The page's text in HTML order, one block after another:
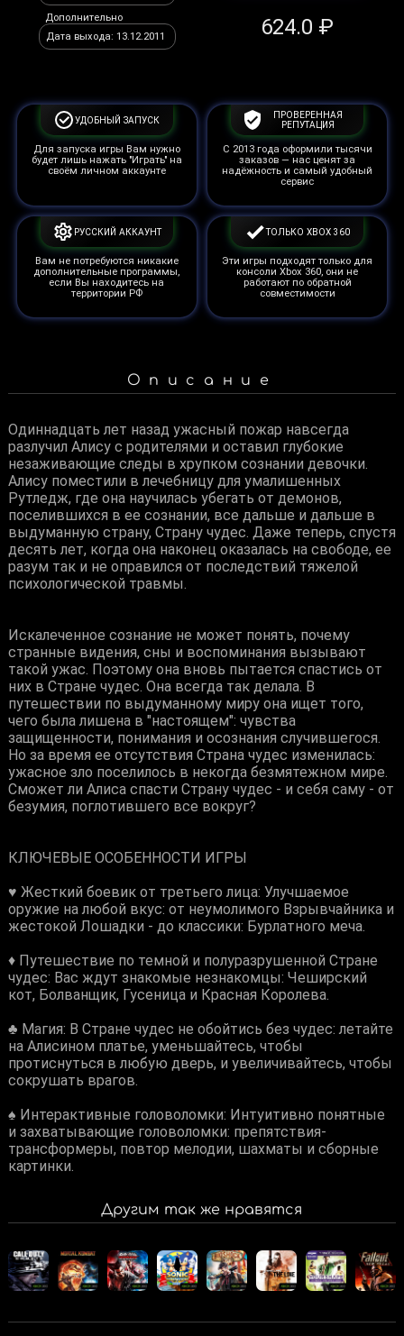
Дополнительно
Дата выхода: 13.12.2011
624.0 ₽
УДОБНЫЙ ЗАПУСК
Для запуска игры Вам нужно
будет лишь нажать "Играть" на
своём личном аккаунте
ПРОВЕРЕННАЯ
РЕПУТАЦИЯ
С 2013 года оформили тысячи
заказов — нас ценят за
надёжность и самый удобный
сервис
РУССКИЙ АККАУНТ
Вам не потребуются никакие
дополнительные программы,
если Вы находитесь на
территории РФ
ТОЛЬКО XBOX 360
Эти игры подходят только для
консоли Xbox 360, они не
работают по обратной
совместимости
Описание
Одиннадцать лет назад ужасный пожар навсегда
разлучил Алису с родителями и оставил глубокие
незаживающие следы в хрупком сознании девочки.
Алису поместили в лечебницу для умалишенных
Рутледж, где она научилась убегать от демонов,
поселившихся в ее сознании, все дальше и дальше в
выдуманную страну, Страну чудес. Даже теперь, спустя
десять лет, когда она наконец оказалась на свободе, ее
разум так и не оправился от последствий тяжелой
психологической травмы.
Искалеченное сознание не может понять, почему
странные видения, сны и воспоминания вызывают
такой ужас. Поэтому она вновь пытается спастись от
них в Стране чудес. Она всегда так делала. В
путешествии по выдуманному миру она ищет того,
чего была лишена в "настоящем": чувства
защищенности, понимания и осознания случившегося.
Но за время ее отсутствия Страна чудес изменилась:
ужасное зло поселилось в некогда безмятежном мире.
Сможет ли Алиса спасти Страну чудес - и себя саму - от
безумия, поглотившего все вокруг?
КЛЮЧЕВЫЕ ОСОБЕННОСТИ ИГРЫ
♥ Жесткий боевик от третьего лица: Улучшаемое
оружие на любой вкус: от неумолимого Взрывчайника и
жестокой Лошадки - до классики: Бурлатного меча.
♦ Путешествие по темной и полуразрушенной Стране
чудес: Вас ждут знакомые незнакомцы: Чеширский
кот, Болванщик, Гусеница и Красная Королева.
♣ Магия: В Стране чудес не обойтись без чудес: летайте
на Алисином платье, уменьшайтесь, чтобы
протиснуться в любую дверь, и увеличивайтесь, чтобы
сокрушать врагов.
♠ Интерактивные головоломки: Интуитивно понятные
и захватывающие головоломки: препятствия-
трансформеры, повтор мелодии, шахматы и сборные
картинки.
Другим так же нравятся